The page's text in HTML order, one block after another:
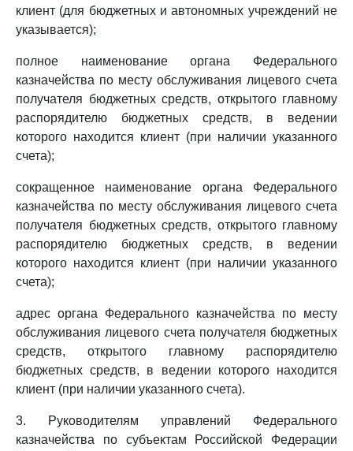
клиент (для бюджетных и автономных учреждений не
указывается);
полное наименование органа Федерального
казначейства по месту обслуживания лицевого счета
получателя бюджетных средств, открытого главному
распорядителю бюджетных средств, в ведении
которого находится клиент (при наличии указанного
счета);
сокращенное наименование органа Федерального
казначейства по месту обслуживания лицевого счета
получателя бюджетных средств, открытого главному
распорядителю бюджетных средств, в ведении
которого находится клиент (при наличии указанного
счета);
адрес органа Федерального казначейства по месту
обслуживания лицевого счета получателя бюджетных
средств, открытого главному распорядителю
бюджетных средств, в ведении которого находится
клиент (при наличии указанного счета).
3. Руководителям управлений Федерального
казначейства по субъектам Российской Федерации